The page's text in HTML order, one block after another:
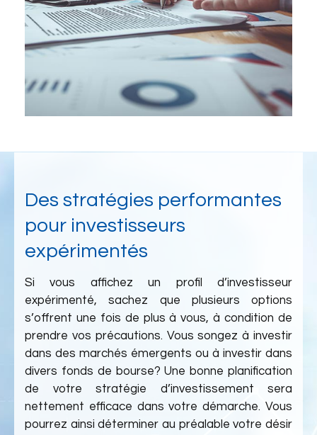
Des stratégies performantes
pour investisseurs
expérimentés
Si vous affichez un profil d’investisseur
expérimenté, sachez que plusieurs options
s’offrent une fois de plus à vous, à condition de
prendre vos précautions. Vous songez à investir
dans des marchés émergents ou à investir dans
divers fonds de bourse? Une bonne planification
de votre stratégie d’investissement sera
nettement efficace dans votre démarche. Vous
pourrez ainsi déterminer au préalable votre désir